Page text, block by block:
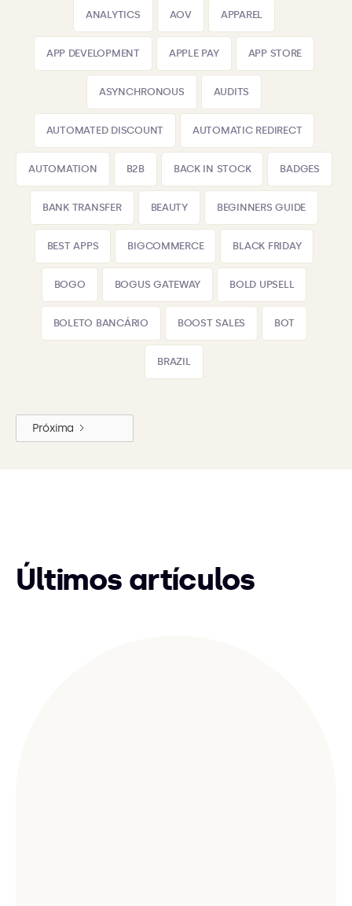
ANALYTICS AOV APPAREL
APP DEVELOPMENT APPLE PAY APP STORE
ASYNCHRONOUS AUDITS
AUTOMATED DISCOUNT AUTOMATIC REDIRECT
AUTOMATION B2B BACK IN STOCK BADGES
BANK TRANSFER BEAUTY BEGINNERS GUIDE
BEST APPS BIGCOMMERCE BLACK FRIDAY
BOGO BOGUS GATEWAY BOLD UPSELL
BOLETO BANCÁRIO BOOST SALES BOT
BRAZIL
Próxima
Últimos artículos